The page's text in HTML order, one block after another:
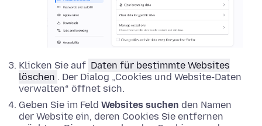
Klicken Sie auf Daten für bestimmte Websites
löschen . Der Dialog „Cookies und Website-Daten
verwalten“ öffnet sich.
Geben Sie im Feld Websites suchen den Namen
der Website ein, deren Cookies Sie entfernen